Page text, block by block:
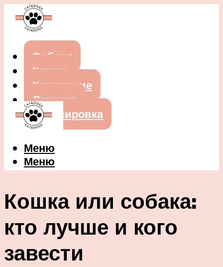
Собаки
Кошки
Кормление
Лечение
Дрессировка
Меню
Меню
Кошка или собака:
кто лучше и кого
завести